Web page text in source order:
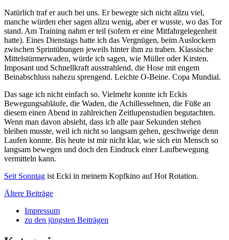
Natürlich traf er auch bei uns. Er bewegte sich nicht allzu viel,
manche würden eher sagen allzu wenig, aber er wusste, wo das Tor
stand. Am Training nahm er teil (sofern er eine Mitfahrgelegenheit
hatte). Eines Dienstags hatte ich das Vergnügen, beim Auslockern
zwischen Sprintübungen jeweils hinter ihm zu traben. Klassische
Mittelstürmerwaden, würde ich sagen, wie Müller oder Kirsten.
Imposant und Schnellkraft ausstrahlend, die Hose mit engem
Beinabschluss nahezu sprengend. Leichte O-Beine. Copa Mundial.
Das sage ich nicht einfach so. Vielmehr konnte ich Eckis
Bewegungsabläufe, die Waden, die Achillessehnen, die Füße an
diesem einen Abend in zahlreichen Zeitlupenstudien begutachten.
Wenn man davon absieht, dass ich alle paar Sekunden stehen
bleiben musste, weil ich nicht so langsam gehen, geschweige denn
Laufen konnte. Bis heute ist mir nicht klar, wie sich ein Mensch so
langsam bewegen und doch den Eindruck einer Laufbewegung
vermitteln kann.
Seit Sonntag ist Ecki in meinem Kopfkino auf Hot Rotation.
Beitragsnavigation
Ältere Beiträge
Impressum
zu den jüngsten Beiträgen